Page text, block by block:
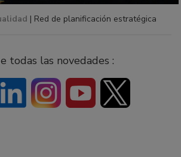
| Red de planificación estratégica
todas las novedades :